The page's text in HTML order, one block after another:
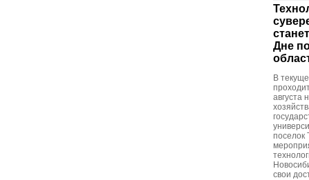
Дне
В
августа
поселок
свои